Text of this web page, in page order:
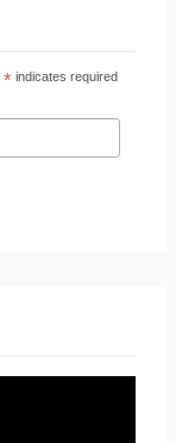
* indicates required